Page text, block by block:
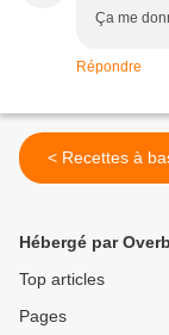
Ça me
Répondre
< Recettes à
Hébergé par
Top articles
Pages